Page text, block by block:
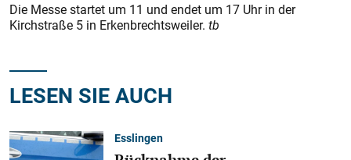
Die Messe startet um 11 und endet um 17 Uhr in der
Kirchstraße 5 in Erkenbrechtsweiler. tb
LESEN SIE AUCH
Esslingen